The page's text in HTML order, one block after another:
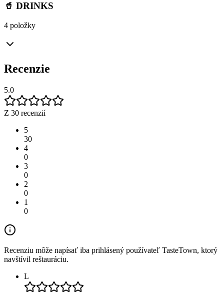
🥤 DRINKS
4 položky
Recenzie
5.0
Z 30 recenzií
5
30
4
0
3
0
2
0
1
0
Recenziu môže napísať iba prihlásený používateľ TasteTown, ktorý
navštívil reštauráciu.
L